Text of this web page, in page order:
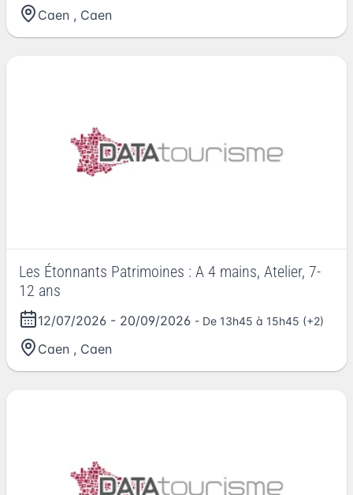
Caen , Caen
Les Étonnants Patrimoines : A 4 mains, Atelier, 7-
12 ans
12/07/2026 - 20/09/2026 - De 13h45 à 15h45 (+2)
Caen , Caen